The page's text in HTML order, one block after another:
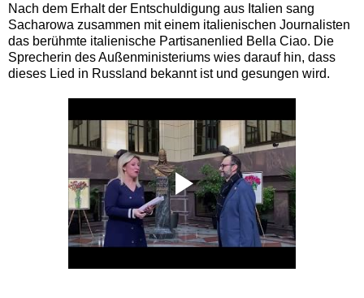
Nach dem Erhalt der Entschuldigung aus Italien sang
Sacharowa zusammen mit einem italienischen Journalisten
das berühmte italienische Partisanenlied Bella Ciao. Die
Sprecherin des Außenministeriums wies darauf hin, dass
dieses Lied in Russland bekannt ist und gesungen wird.